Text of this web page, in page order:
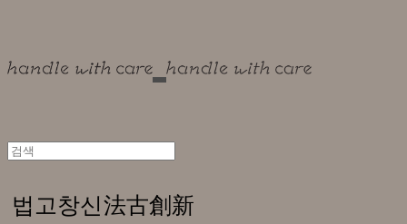
법고창신法古創新